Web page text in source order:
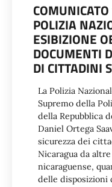
POLIZIA
ESIBIZIONE
DOCUMENTI
DI CITTADINI
La Polizia
Supremo della
della Repubblica
Daniel Ortega
sicurezza dei
Nicaragua da
nicaraguense,
delle disposizioni